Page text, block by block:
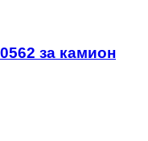
за камион